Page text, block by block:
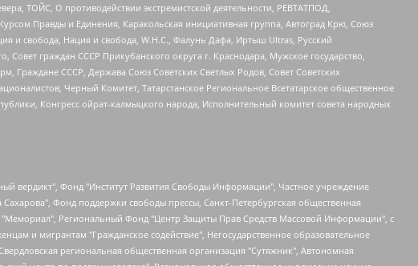
ТОЙС, О противодействии экстремистской деятельности, РЕВТАТПОД,
Правды и Единения, Каракольская инициативная группа, Автоград Крю, Союз
и свобода, Нация и свобода, W.H.С., Фалунь Дафа, Иртыш Ultras, Русский
граждан СССР Прикубанского округа г. Краснодара, Мужское государство,
Граждане СССР, Держава Союз Советских Светлых Родов, Совет Советских
Черный Комитет, Татарстанское Региональное Всетатарское общественное
Конгресс ойрат-калмыцкого народа, Исполнительный комитет совета народных
"Честные выборы", Еланчик Олег Александрович, Общество с ограниченной ответственностью "Нобелевский призыв", Гималова Регина Эмилевна, Григорьев Андрей Валерьевич, Григорьева Алина Александровна, Ассоциация по содействию защите прав призывников, альтернативнослужащих и военнослужащих "Правозащитная группа "Гражданин.Армия.Право", Хисамова Регина Фаритовна, Автономная некоммерческая организация по реализации социально-правовых программ "Лилит", Дальневосточное общественное движение "Маяк", Санкт-Петербургская ЛГБТ-инициативная группа "Выход", Инициативная группа ЛГБТ+ "Реверс", Алексеев Андрей Викторович, Бекбулатова Таисия Львовна, Беляев Иван Михайлович, Владыкина Елена Сергеевна, Гельман Марат Александрович, Никульшина Вероника Юрьевна, Толоконникова Надежда Андреевна, Шендерович Виктор Анатольевич, Общество с ограниченной ответственностью "Данное сообщение", Общество с ограниченной ответственностью Издательский дом "Новая глава", Айнбиндер Александра Александровна, Московский комьюнити-центр для ЛГБТ+инициатив, Благотворительный фонд развития филантропии, Deutsche Welle (Германия, Kurt-Schumacher-Strasse 3, 53113 Bonn), Борзунова Мария Михайловна, Воробьев Виктор Викторович, Голубева Анна Львовна, Константинова Алла Михайловна, Малкова Ирина Владимировна, Мурадов Мурад Абдулгалимович, Осетинская Елизавета Николаевна, Понасенков Евгений Николаевич, Ганапольский Матвей Юрьевич, Киселев Евгений Алексеевич, Борухович Ирина Григорьевна, Дремин Иван Тимофеевич, Дубровский Дмитрий Викторович, Красноярская региональная общественная организация поддержки и развития альтернативных образовательных технологий и межкультурных коммуникаций "ИНТЕРРА", Маяковская Екатерина Алексеевна, Фейгин Марк Захарович, Филимонов Андрей Викторович, Дзугкоева Регина Николаевна, Доброхотов Роман Александрович, Дудь Юрий Александрович, Елкин Сергей Владимирович, Кругликов Кирилл Игоревич, Сабунаева Мария Леонидовна, Семенов Алексей Владимирович, Шаинян Карен Багратович, Шульман Екатерина Михайловна, Асафьев Артур Валерьевич, Вахштайн Виктор Семенович, Венедиктов Алексей Алексеевич, Лушникова Екатерина Евгеньевна, Волков Леонид Михайлович, Невзоров Александр Глебович, Пархоменко Сергей Борисович, Сироткин Ярослав Николаевич, Кара-Мурза Владимир Владимирович, Баранова Наталья Владимировна, Гозман Леонид Яковлевич, Кагарлицкий Борис Юльевич, Климарев Михаил Валерьевич, Милов Владимир Станиславович, Автономная некоммерческая организация Краснодарский центр современного искусства "Типография", Моргенштерн Алишер Тагирович, Соболь Любовь Эдуардовна, Общество с ограниченной ответственностью "ЛИЗА НОРМ", Каспаров Гарри Кимович, Ходорковский Михаил Борисович, Общество с ограниченной ответственностью "Апрельские тезисы", Данилович Ирина Брониславовна, Кашин Олег Владимирович, Петров Николай Владимирович, Пивоваров Алексей Владимирович, Соколов Михаил Владимирович, Цветкова Юлия Владимировна, Чичваркин Евгений Александрович, Комитет против пыток/Команда против пыток, Общество с ограниченной ответственностью "Первый научный", Общество с ограниченной ответственностью "Вертолет и ко", Белоцерковская Вероника Борисовна, Кац Максим Евгеньевич, Лазарева Татьяна Юрьевна, Шаведдинов Руслан Табризович, Яшин Илья Валерьевич, Общество с ограниченной ответственностью "Иноагент ААВ", Алешковский Дмитрий Петрович, Альбац Евгения Марковна, Быков Дмитрий Львович, Галямина Юлия Евгеньевна, Лойко Сергей Леонидович, Мартынов Кирилл Константинович, Медведев Сергей Александрович, Крашенинников Федор Геннадиевич, Гордеева Катерина Вл